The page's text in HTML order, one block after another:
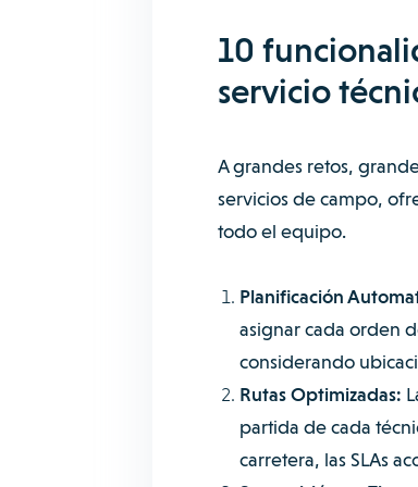
10
servicio
A grandes retos,
servicios de campo,
todo el equipo.
Planificación
asignar cada orden
considerando
Rutas Optimizadas:
partida de cada
carretera, las SLAs